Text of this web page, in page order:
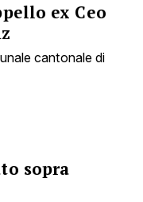
ex Ceo
cantonale di
sopra